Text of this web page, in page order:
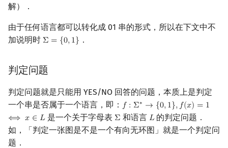
CP Editor
Git
排序相关 STL
概率 DP
DP 套 DP
后缀平衡树
广义后缀自动机
回文树
序列自动机
阶乘取模
二次剩余
阶 & 原根
形式幂级数复合|复合逆
组合数学
Pólya 计数
线性代数
概率论
博弈论
线段树
划分树
可持久化数据结构
树套树
连通性相关
环计数问题
欧拉图
哈密顿图
反演变换
计算几何杂项
停机问题
丘奇 - 图灵论题
DTIME
P
解）．
由于任何语言都可以转化成 01 串的形式，所以在下文中不
加说明时 Σ = {0,1}
Σ= {0 1} ．
判定问题
判定问题就是只能用 YES/NO 回答的问题，本质上是判定
一个串是否属于一个语言，即： 𝑓 : Σ∗ → {0,1},𝑓(𝑥) = 1
⟺ 𝑥 ∈ 𝐿
f: Σ ∗→ {0, },f( x)=1⟺ x∈ L
是一个关于字母表 Σ
Σ 和语言 𝐿
L的判定问题．
如，「判定一张图是不是一个有向无环图」就是一个判定问
题．